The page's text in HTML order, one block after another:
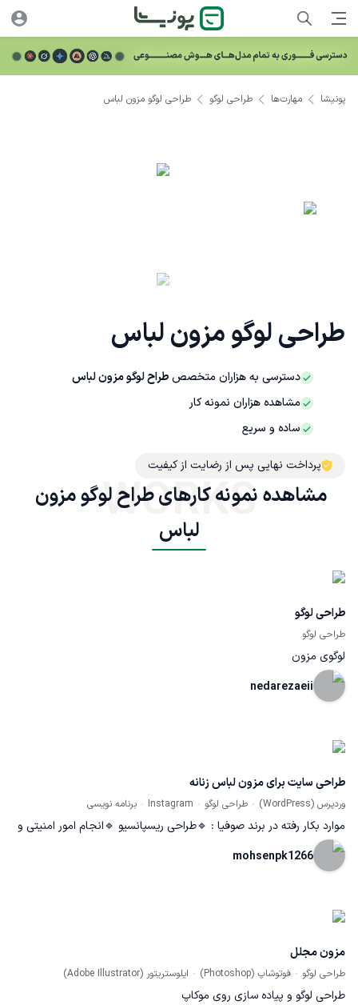
طراحی لوگو مزون لباس
دسترسی به هزاران متخصصطراح لوگو مزون لباس
مشاهده هزاران نمونه کار
ساده و سریع
پرداخت نهایی پس از رضایت از کیفیت
پونیشا مهارت‌ها طراحی لوگو طراحی لوگو مزون لباس
مشاهده نمونه کارهای طراح لوگو مزون
لباس
WORKS
طراحی لوگو
طراحی لوگو
لوگوی مزون
nedarezaeii
طراحی سایت برای مزون لباس زنانه
وردپرس (WordPress) طراحی لوگو Instagram برنامه نویسی
موارد بکار رفته در برند صوفیا : 🔹طراحی ریسپانسیو 🔹انجام امور امنیتی و
سرعت وب سایت 🔹تولید محتوای سوشال مدیا و طراحی کمپین تبلیغاتی
mohsenpk1266
مزون مجلل
طراحی لوگو فوتوشاپ (Photoshop) ایلوستریتور (Adobe Illustrator)
طراحی لوگو و پیاده سازی روی موکاپ